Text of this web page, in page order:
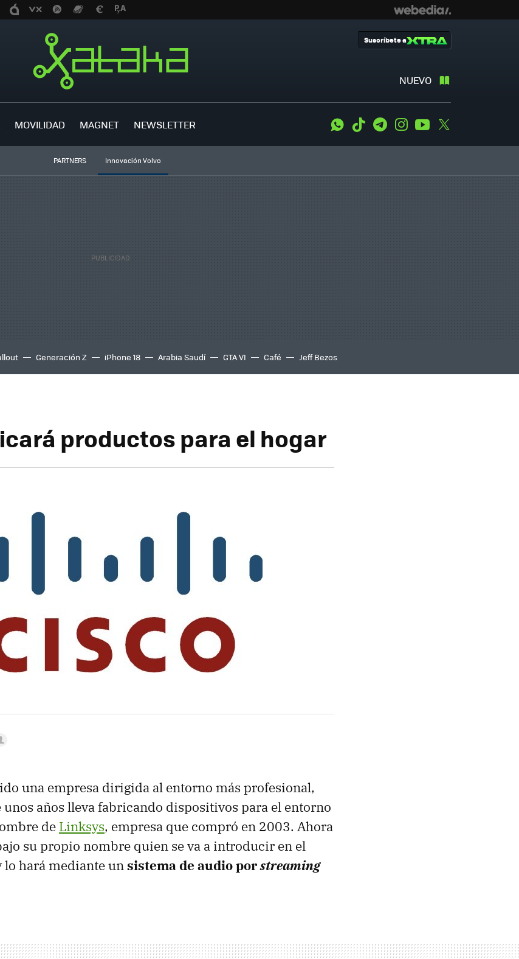
NUEVO
Suscríbete a
MOVILIDAD MAGNET NEWSLETTER WhatsApp
Tiktok TelegramInstagramYoutube
PARTNERS Innovación Volvo
Generación Z iPhone 18 Arabia Saudí GTA VI Café Jeff Bezos
productos para el hogar
una empresa dirigida al entorno más profesional,
unos años lleva fabricando dispositivos para el entorno
de Linksys, empresa que compró en 2003. Ahora
su propio nombre quien se va a introducir en el
lo hará mediante unsistema de audio porstreaming